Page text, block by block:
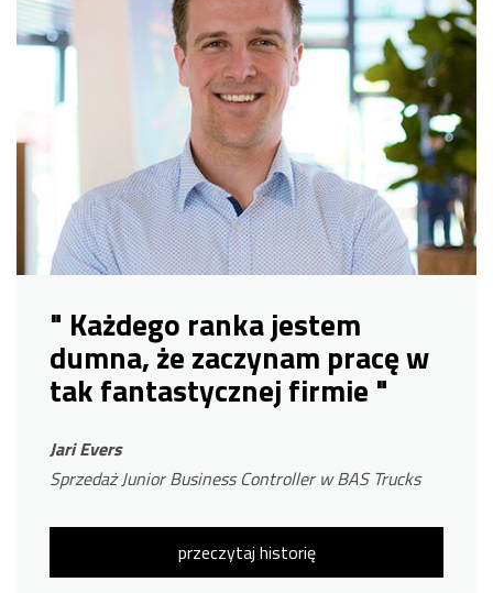
" Każdego ranka jestem
dumna, że ​​zaczynam pracę w
tak fantastycznej firmie "
Jari Evers
Sprzedaż Junior Business Controller w BAS Trucks
przeczytaj historię